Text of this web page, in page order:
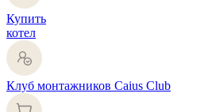
Купить
котел
Клуб монтажников Caius Club